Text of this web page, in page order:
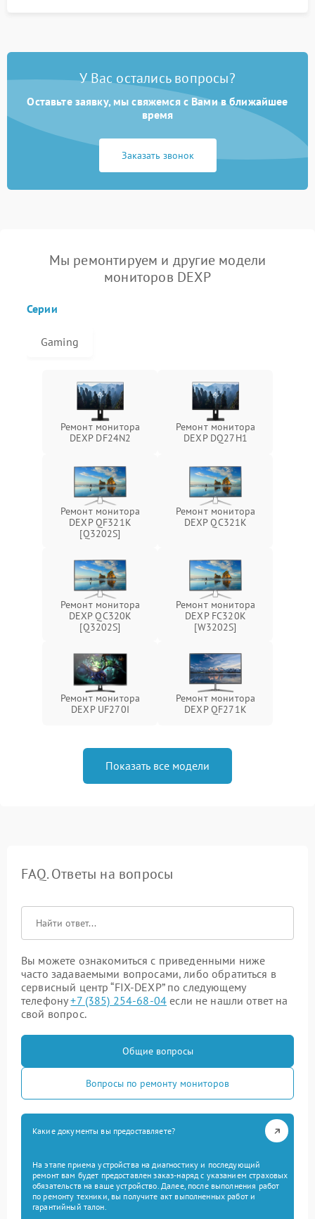
У Вас остались вопросы?
Оставьте заявку, мы свяжемся с Вами в ближайшее
время
Заказать звонок
Мы ремонтируем и другие модели
мониторов DEXP
Серии
Gaming
Ремонт монитора
DEXP DF24N2
Ремонт монитора
DEXP DQ27H1
Ремонт монитора
DEXP QF321K
[Q3202S]
Ремонт монитора
DEXP QC321K
Ремонт монитора
DEXP QC320K
[Q3202S]
Ремонт монитора
DEXP FC320K
[W3202S]
Ремонт монитора
DEXP UF270I
Ремонт монитора
DEXP QF271K
Показать все модели
FAQ. Ответы на вопросы
Вы можете ознакомиться с приведенными ниже
часто задаваемыми вопросами, либо обратиться в
сервисный центр “FIX-DEXP” по следующему
телефону+7 (385) 254-68-04 если не нашли ответ на
свой вопрос.
Общие вопросы
Вопросы по ремонту мониторов
Какие документы вы предоставляете?
На этапе приема устройства на диагностику и последующий
ремонт вам будет предоставлен заказ-наряд с указанием страховых
обязательств на ваше устройство. Далее, после выполнения работ
по ремонту техники, вы получите акт выполненных работ и
гарантийный талон.